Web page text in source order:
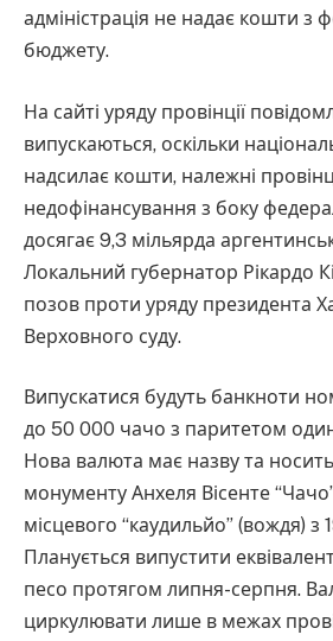
адміністрація не надає кошти з
бюджету.
На сайті уряду провінції
випускаються, оскільки
надсилає кошти, належні
недофінансування з боку
досягає 9,3 мільярда
Локальний губернатор Рікардо
позов проти уряду президента
Верховного суду.
Випускатися будуть банкноти
до 50 000 чачо з паритетом
Нова валюта має назву та
монументу Анхеля Вісенте
місцевого “каудильйо” (вождя) з
Планується випустити
песо протягом липня-серпня.
циркулювати лише в межах